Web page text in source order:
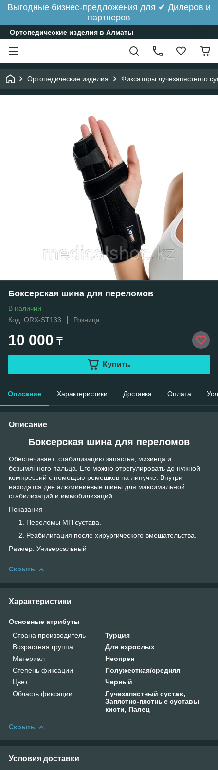
Выгодные бизнес-предложения для ✔ Дилеров и
партнеров
Ортопедические изделия в Алматы
Ортопедические изделия Фиксаторы лучезапястного
Боксерская шина для переломов
В наличии
Код: ORX-ST133
Розница
10 000 ₸
Купить
Описание Характеристики Доставка Оплата
Описание
Боксерская шина для переломов
Обеспечивает стабилизацию запястья, мизинца и
безымянного пальца. Его можно отрегулировать до нужной
компрессий с помощью ремешков на липучке. Внутри
находятся две алюминиевые шины для максимальной
стабилизаций и иммобилизаций.
Показания
Переломы МП сустава.
Реабилитация после хирургического вмешательства.
Размер: Универсальный
Скрыть
Характеристики
Основные атрибуты
Страна производитель
Турция
Возрастная группа
Для взрослых
Материал
Неопрен
Степень фиксации
Полужесткая/средняя
Цвет
Черный
Область фиксации
Лучезапястный сустав,
Запястно-пястные суставы
кисти, Палец
Скрыть
Условия доставки